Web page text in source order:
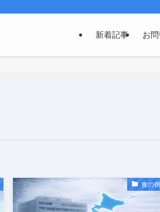
新着記事 お
食の